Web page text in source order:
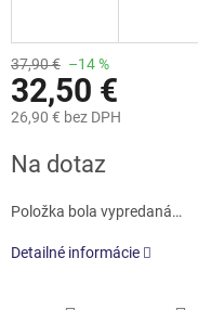
37,90 € –14 %
32,50 €
26,90 € bez DPH
cena:
Na dotaz
Položka bola vypredaná…
Detailné informácie